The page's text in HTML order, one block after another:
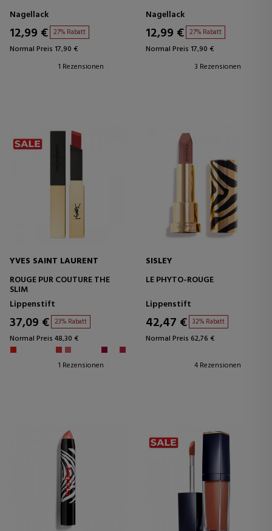
Nagellack
12,99 € 27% Rabatt
Normal Preis 17,90 €
1 Rezensionen
Nagellack
12,99 € 27% Rabatt
Normal Preis 17,90 €
3 Rezensionen
YVES SAINT LAURENT
ROUGE PUR COUTURE THE
SLIM
Lippenstift
37,09 € 23% Rabatt
Normal Preis 48,30 €
1 Rezensionen
SISLEY
LE PHYTO-ROUGE
Lippenstift
42,47 € 32% Rabatt
Normal Preis 62,76 €
4 Rezensionen